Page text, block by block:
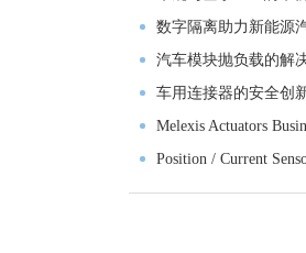
望
数字隔离助力新能源
汽车模块抛负载的解
车用连接器的安全创
Melexis Actuators
Position / Current